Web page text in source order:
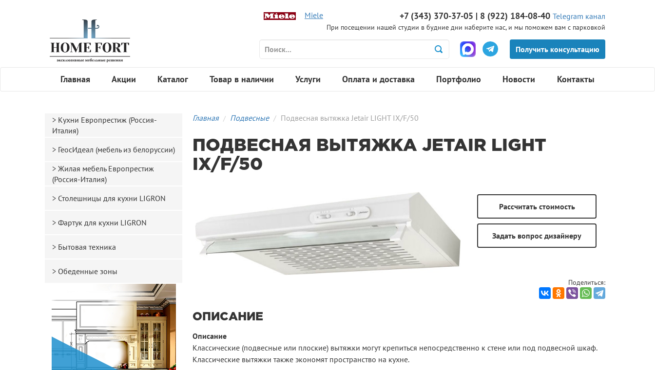
Miele +7 (343) 370-37-05 | 8 (922) 184-08-40 Telegram канал
При посещении нашей студии в будние дни наберите нас, и мы поможем вам с парковкой
Главная Акции Каталог Товар в наличии Услуги Оплата и доставка Портфолио Новости Контакты
Главная Подвесные Подвесная вытяжка Jetair LIGHT IX/F/50
Кухни Европрестиж (Россия-
Италия)
ГеосИдеал (мебель из белоруссии)
Жилая мебель Европрестиж
(Россия-Италия)
Столешницы для кухни LIGRON
Фартук для кухни LIGRON
Бытовая техника
Обеденные зоны
ПОДВЕСНАЯ ВЫТЯЖКА JETAIR LIGHT
IX/F/50
Поделиться:
ОПИСАНИЕ
Описание
Классические (подвесные или плоские) вытяжки могут крепиться непосредственно к стене или под подвесной шкаф.
Классические вытяжки также экономят пространство на кухне.